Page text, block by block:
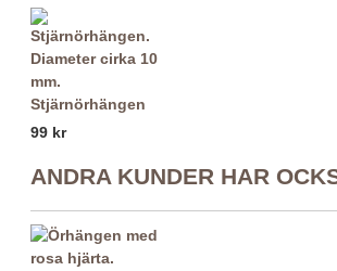
Stjärnörhängen
99 kr
ANDRA KUNDER HAR